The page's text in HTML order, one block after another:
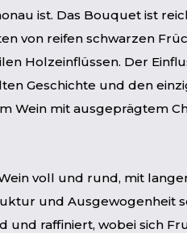
ist. Das Bouquet ist
von reifen schwarzen
Holzeinflüssen. Der
Geschichte und den
Wein mit ausgeprägtem
voll und rund, mit
und Ausgewogenheit
und raffiniert, wobei sich